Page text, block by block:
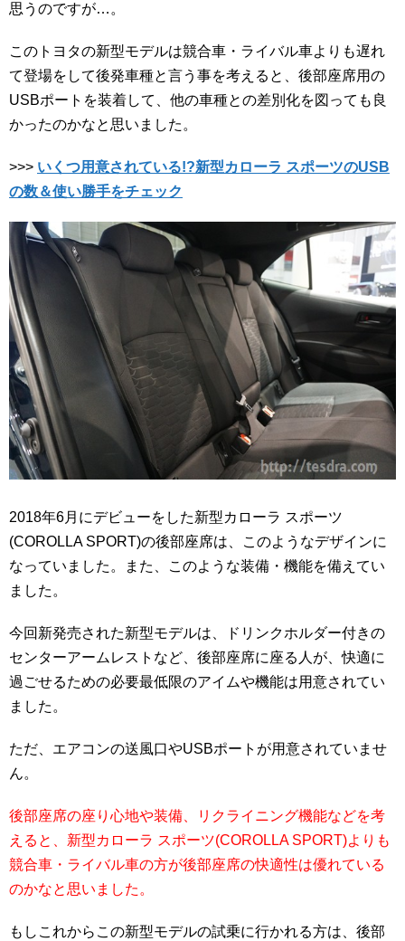
思うのですが…。
このトヨタの新型モデルは競合車・ライバル車よりも遅れ
て登場をして後発車種と言う事を考えると、後部座席用の
USBポートを装着して、他の車種との差別化を図っても良
かったのかなと思いました。
>>> いくつ用意されている!?新型カローラ スポーツのUSB
の数＆使い勝手をチェック
2018年6月にデビューをした新型カローラ スポーツ
(COROLLA SPORT)の後部座席は、このようなデザインに
なっていました。また、このような装備・機能を備えてい
ました。
今回新発売された新型モデルは、ドリンクホルダー付きの
センターアームレストなど、後部座席に座る人が、快適に
過ごせるための必要最低限のアイムや機能は用意されてい
ました。
ただ、エアコンの送風口やUSBポートが用意されていませ
ん。
後部座席の座り心地や装備、リクライニング機能などを考
えると、新型カローラ スポーツ(COROLLA SPORT)よりも
競合車・ライバル車の方が後部座席の快適性は優れている
のかなと思いました。
もしこれからこの新型モデルの試乗に行かれる方は、後部